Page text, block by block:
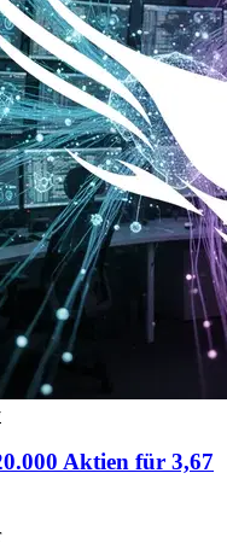
Aktien für 3,67